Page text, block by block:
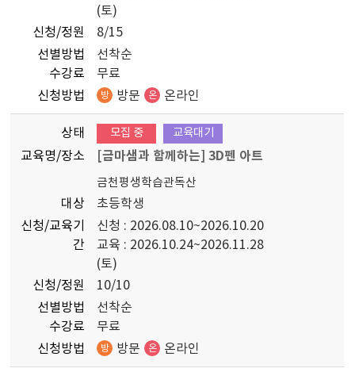
(토)
신청/정원
8/15
선별방법
수강료
선착순
무료
신청방법
방 방문 온 온라인
상태 모집 중 교육대기
교육명/장소 [금마샘과 함께하는] 3D펜 아트
금천평생학습관독산
대상
초등학생
신청/교육기
간
신청 : 2026.08.10~2026.10.20
교육 : 2026.10.24~2026.11.28
(토)
신청/정원
10/10
선별방법
수강료
선착순
무료
신청방법
방 방문 온 온라인